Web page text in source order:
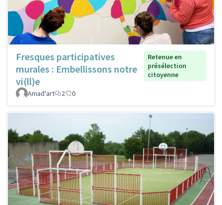
Fresques participatives
murales : Embellissons notre
vi(ll)e
Retenue en
présélection
citoyenne
Amad'art 2 0